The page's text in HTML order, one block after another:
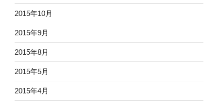
2015年10月
2015年9月
2015年8月
2015年5月
2015年4月